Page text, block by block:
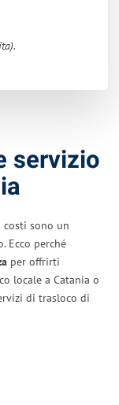
servizio
costi sono un
Ecco perché
per offrirti
locale a Catania o
di trasloco di